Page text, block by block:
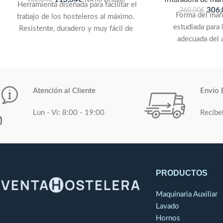
Herramienta diseñada para facilitar el
trabajo de los hosteleros al máximo.
Resistente, duradero y muy fácil de
en la apertura de la lata.
360,00€
Forma del
estudiada para
adecuada del
para
utilización y
velocidad en
Robot-
procedimiento
revestimiento
Atención al Cliente
Lun - Vi: 8:00 - 19:00
Envío
PRODUCTOS
Maquinaria Auxiliar
Lavado
Hornos